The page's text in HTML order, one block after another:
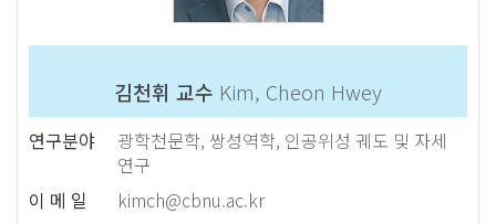
김천휘 교수 Kim, Cheon Hwey
연구분야
광학천문학, 쌍성역학, 인공위성 궤도 및 자세
연구
이 메 일
kimch@cbnu.ac.kr